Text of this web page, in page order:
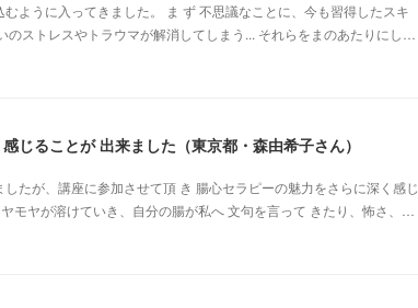
ように入ってきました。 ま ず 不思議なことに、今も習得したスキ
ストレスやトラウマが解消してしまう... それらをまのあたりにし…
じることが 出来ました（東京都・森由希子さん）
たが、講座に参加させて頂 き 腸心セラピーの魅力をさらに深く感じ
モヤが溶けていき、自分の腸が私へ 文句を言って きたり、怖さ、…